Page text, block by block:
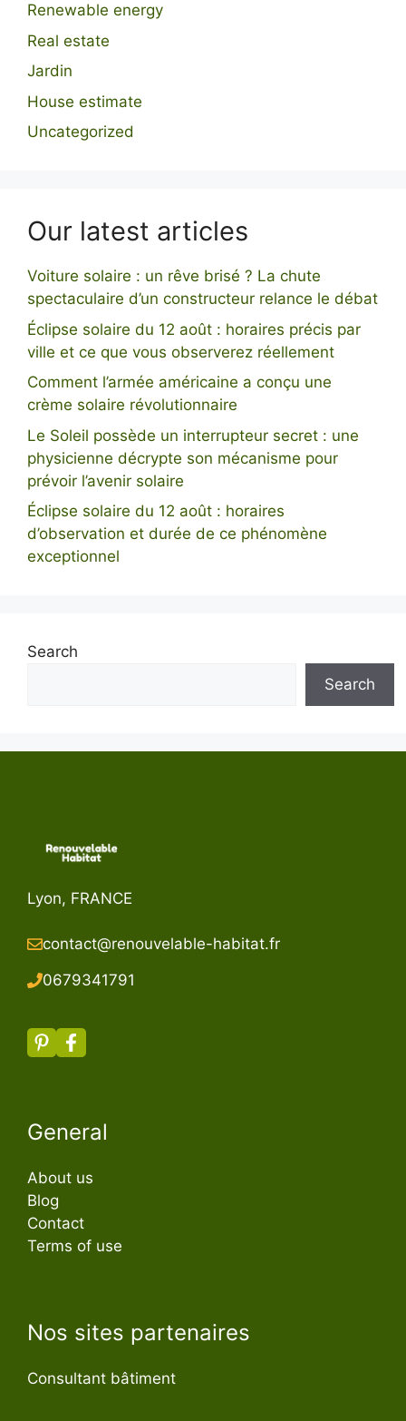
Renewable energy
Real estate
Jardin
House estimate
Uncategorized
Our latest articles
Voiture solaire : un rêve brisé ? La chute
spectaculaire d’un constructeur relance le débat
Éclipse solaire du 12 août : horaires précis par
ville et ce que vous observerez réellement
Comment l’armée américaine a conçu une
crème solaire révolutionnaire
Le Soleil possède un interrupteur secret : une
physicienne décrypte son mécanisme pour
prévoir l’avenir solaire
Éclipse solaire du 12 août : horaires
d’observation et durée de ce phénomène
exceptionnel
Search
Search
Lyon, FRANCE
contact@renouvelable-habitat.fr
0679341791
General
About us
Blog
Contact
Terms of use
Nos sites partenaires
Consultant bâtiment